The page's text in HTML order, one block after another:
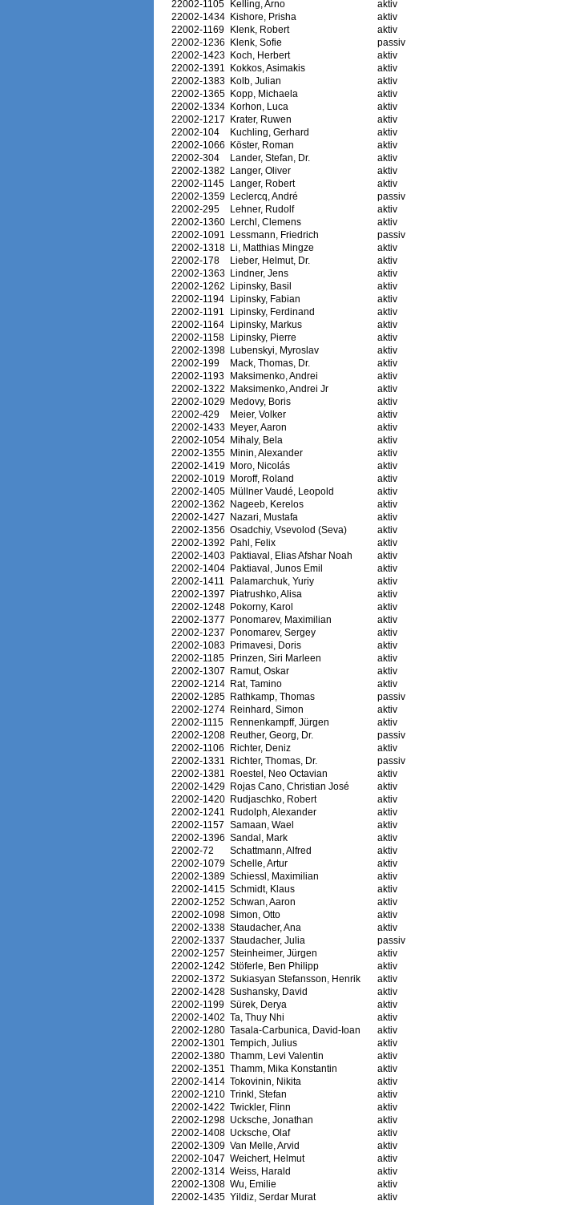
22002-1105 Kelling, Arno
aktiv
22002-1434 Kishore, Prisha
aktiv
22002-1169 Klenk, Robert
aktiv
22002-1236 Klenk, Sofie
passiv
22002-1423 Koch, Herbert
aktiv
22002-1391
Kokkos, Asimakis
aktiv
22002-1383 Kolb, Julian
aktiv
22002-1365 Kopp, Michaela
aktiv
22002-1334 Korhon, Luca
aktiv
22002-1217 Krater, Ruwen
aktiv
22002-104
Kuchling, Gerhard
aktiv
22002-1066 Köster, Roman
aktiv
22002-304
Lander, Stefan, Dr.
aktiv
22002-1382 Langer, Oliver
aktiv
22002-1145 Langer, Robert
aktiv
22002-1359 Leclercq, André
passiv
22002-295
Lehner, Rudolf
aktiv
22002-1360 Lerchl, Clemens
aktiv
22002-1091
Lessmann, Friedrich
passiv
22002-1318 Li, Matthias Mingze
aktiv
22002-178
Lieber, Helmut, Dr.
aktiv
22002-1363 Lindner, Jens
aktiv
22002-1262 Lipinsky, Basil
aktiv
22002-1194 Lipinsky, Fabian
aktiv
22002-1191
Lipinsky, Ferdinand
aktiv
22002-1164 Lipinsky, Markus
aktiv
22002-1158 Lipinsky, Pierre
aktiv
22002-1398 Lubenskyi, Myroslav
aktiv
22002-199
Mack, Thomas, Dr.
aktiv
22002-1193 Maksimenko, Andrei
aktiv
22002-1322 Maksimenko, Andrei Jr
aktiv
22002-1029 Medovy, Boris
aktiv
22002-429
Meier, Volker
aktiv
22002-1433 Meyer, Aaron
aktiv
22002-1054 Mihaly, Bela
aktiv
22002-1355 Minin, Alexander
aktiv
22002-1419 Moro, Nicolás
aktiv
22002-1019 Moroff, Roland
aktiv
22002-1405 Müllner Vaudé, Leopold
aktiv
22002-1362 Nageeb, Kerelos
aktiv
22002-1427 Nazari, Mustafa
aktiv
22002-1356 Osadchiy, Vsevolod (Seva)
aktiv
22002-1392 Pahl, Felix
aktiv
22002-1403 Paktiaval, Elias Afshar Noah
aktiv
22002-1404 Paktiaval, Junos Emil
aktiv
22002-1411
Palamarchuk, Yuriy
aktiv
22002-1397 Piatrushko, Alisa
aktiv
22002-1248 Pokorny, Karol
aktiv
22002-1377 Ponomarev, Maximilian
aktiv
22002-1237 Ponomarev, Sergey
aktiv
22002-1083 Primavesi, Doris
aktiv
22002-1185 Prinzen, Siri Marleen
aktiv
22002-1307 Ramut, Oskar
aktiv
22002-1214 Rat, Tamino
aktiv
22002-1285 Rathkamp, Thomas
passiv
22002-1274 Reinhard, Simon
aktiv
22002-1115
Rennenkampff, Jürgen
aktiv
22002-1208 Reuther, Georg, Dr.
passiv
22002-1106
Richter, Deniz
aktiv
22002-1331
Richter, Thomas, Dr.
passiv
22002-1381
Roestel, Neo Octavian
aktiv
22002-1429 Rojas Cano, Christian José
aktiv
22002-1420 Rudjaschko, Robert
aktiv
22002-1241
Rudolph, Alexander
aktiv
22002-1157 Samaan, Wael
aktiv
22002-1396 Sandal, Mark
aktiv
22002-72
Schattmann, Alfred
aktiv
22002-1079 Schelle, Artur
aktiv
22002-1389 Schiessl, Maximilian
aktiv
22002-1415 Schmidt, Klaus
aktiv
22002-1252 Schwan, Aaron
aktiv
22002-1098 Simon, Otto
aktiv
22002-1338 Staudacher, Ana
aktiv
22002-1337 Staudacher, Julia
passiv
22002-1257 Steinheimer, Jürgen
aktiv
22002-1242 Stöferle, Ben Philipp
aktiv
22002-1372 Sukiasyan Stefansson, Henrik
aktiv
22002-1428 Sushansky, David
aktiv
22002-1199 Sürek, Derya
aktiv
22002-1402 Ta, Thuy Nhi
aktiv
22002-1280 Tasala-Carbunica, David-Ioan
aktiv
22002-1301
Tempich, Julius
aktiv
22002-1380 Thamm, Levi Valentin
aktiv
22002-1351
Thamm, Mika Konstantin
aktiv
22002-1414 Tokovinin, Nikita
aktiv
22002-1210 Trinkl, Stefan
aktiv
22002-1422 Twickler, Flinn
aktiv
22002-1298 Ucksche, Jonathan
aktiv
22002-1408 Ucksche, Olaf
aktiv
22002-1309 Van Melle, Arvid
aktiv
22002-1047 Weichert, Helmut
aktiv
22002-1314 Weiss, Harald
aktiv
22002-1308 Wu, Emilie
aktiv
22002-1435 Yildiz, Serdar Murat
aktiv